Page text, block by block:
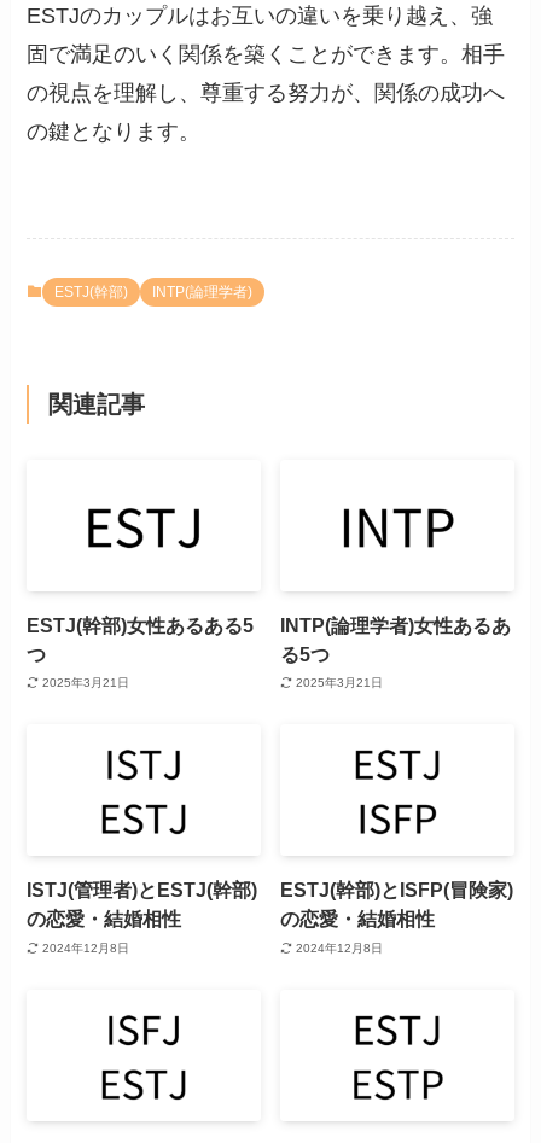
ESTJのカップルはお互いの違いを乗り越え、強
固で満足のいく関係を築くことができます。相手
の視点を理解し、尊重する努力が、関係の成功へ
の鍵となります。
ESTJ(幹部) INTP(論理学者)
関連記事
ESTJ(幹部)女性あるある5
つ
2025年3月21日
INTP(論理学者)女性あるあ
る5つ
2025年3月21日
ISTJ(管理者)とESTJ(幹部)
の恋愛・結婚相性
2024年12月8日
ESTJ(幹部)とISFP(冒険家)
の恋愛・結婚相性
2024年12月8日